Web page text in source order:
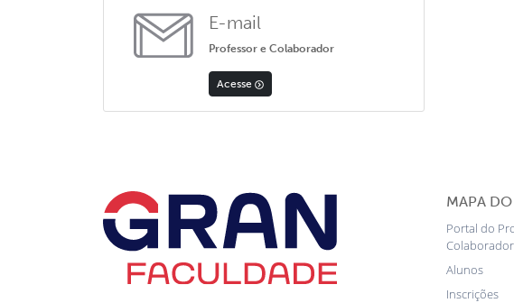
E-mail
Professor e Colaborador
Acesse
MAPA DO
Portal do
Colaborador
Alunos
Inscrições